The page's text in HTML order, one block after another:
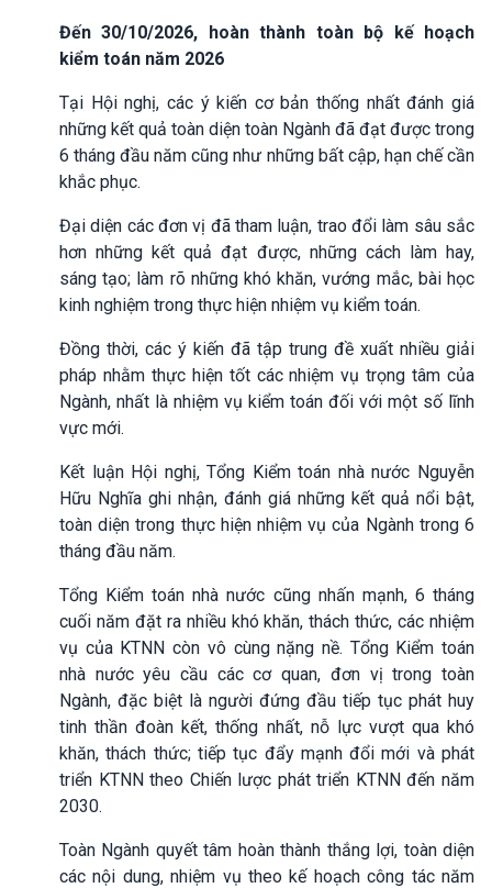
Đến 30/10/2026, hoàn thành toàn bộ kế hoạch
kiểm toán năm 2026
Tại Hội nghị, các ý kiến cơ bản thống nhất đánh giá
những kết quả toàn diện toàn Ngành đã đạt được trong
6 tháng đầu năm cũng như những bất cập, hạn chế cần
khắc phục.
Đại diện các đơn vị đã tham luận, trao đổi làm sâu sắc
hơn những kết quả đạt được, những cách làm hay,
sáng tạo; làm rõ những khó khăn, vướng mắc, bài học
kinh nghiệm trong thực hiện nhiệm vụ kiểm toán.
Đồng thời, các ý kiến đã tập trung đề xuất nhiều giải
pháp nhằm thực hiện tốt các nhiệm vụ trọng tâm của
Ngành, nhất là nhiệm vụ kiểm toán đối với một số lĩnh
vực mới.
Kết luận Hội nghị, Tổng Kiểm toán nhà nước Nguyễn
Hữu Nghĩa ghi nhận, đánh giá những kết quả nổi bật,
toàn diện trong thực hiện nhiệm vụ của Ngành trong 6
tháng đầu năm.
Tổng Kiểm toán nhà nước cũng nhấn mạnh, 6 tháng
cuối năm đặt ra nhiều khó khăn, thách thức, các nhiệm
vụ của KTNN còn vô cùng nặng nề. Tổng Kiểm toán
nhà nước yêu cầu các cơ quan, đơn vị trong toàn
Ngành, đặc biệt là người đứng đầu tiếp tục phát huy
tinh thần đoàn kết, thống nhất, nỗ lực vượt qua khó
khăn, thách thức; tiếp tục đẩy mạnh đổi mới và phát
triển KTNN theo Chiến lược phát triển KTNN đến năm
2030.
Toàn Ngành quyết tâm hoàn thành thắng lợi, toàn diện
các nội dung, nhiệm vụ theo kế hoạch công tác năm